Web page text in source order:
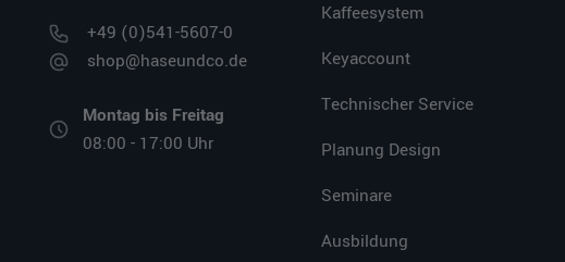
+49 (0)541-5607-0
shop@haseundco.de
Montag bis Freitag
08:00 - 17:00 Uhr
Kaffeesystem
Keyaccount
Technischer Service
Planung Design
Seminare
Ausbildung